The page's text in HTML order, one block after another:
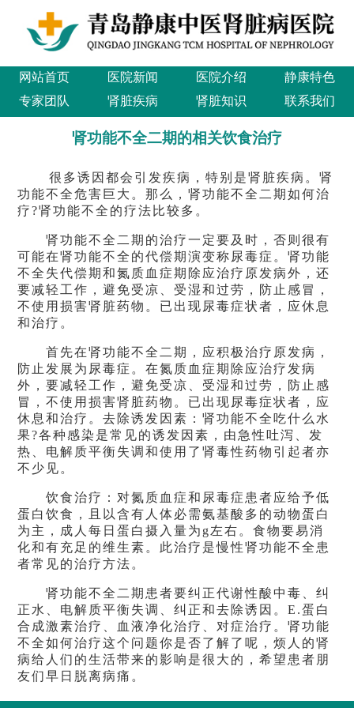
网站首页 医院新闻 医院介绍
静康特色
专家团队
肾脏疾病 肾脏知识 联系我们
肾功能不全二期的相关饮食治疗
很多诱因都会引发疾病，特别是肾脏疾病。肾
功能不全危害巨大。那么，肾功能不全二期如何治
疗?肾功能不全的疗法比较多。
肾功能不全二期的治疗一定要及时，否则很有
可能在肾功能不全的代偿期演变称尿毒症。肾功能
不全失代偿期和氮质血症期除应治疗原发病外，还
要减轻工作，避免受凉、受湿和过劳，防止感冒，
不使用损害肾脏药物。已出现尿毒症状者，应休息
和治疗。
首先在肾功能不全二期，应积极治疗原发病，
防止发展为尿毒症。在氮质血症期除应治疗发病
外，要减轻工作，避免受凉、受湿和过劳，防止感
冒，不使用损害肾脏药物。已出现尿毒症状者，应
休息和治疗。去除诱发因素：肾功能不全吃什么水
果?各种感染是常见的诱发因素，由急性吐泻、发
热、电解质平衡失调和使用了肾毒性药物引起者亦
不少见。
饮食治疗：对氮质血症和尿毒症患者应给予低
蛋白饮食，且以含有人体必需氨基酸多的动物蛋白
为主，成人每日蛋白摄入量为g左右。食物要易消
化和有充足的维生素。此治疗是慢性肾功能不全患
者常见的治疗方法。
肾功能不全二期患者要纠正代谢性酸中毒、纠
正水、电解质平衡失调、纠正和去除诱因。E.蛋白
合成激素治疗、血液净化治疗、对症治疗。肾功能
不全如何治疗这个问题你是否了解了呢，烦人的肾
病给人们的生活带来的影响是很大的，希望患者朋
友们早日脱离病痛。